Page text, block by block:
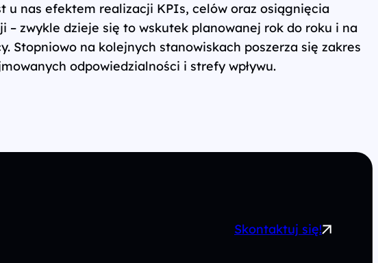
u nas efektem realizacji KPIs, celów oraz osiągnięcia
zwykle dzieje się to wskutek planowanej rok do roku i na
Stopniowo na kolejnych stanowiskach poszerza się zakres
odpowiedzialności i strefy wpływu.
Skontaktuj się!